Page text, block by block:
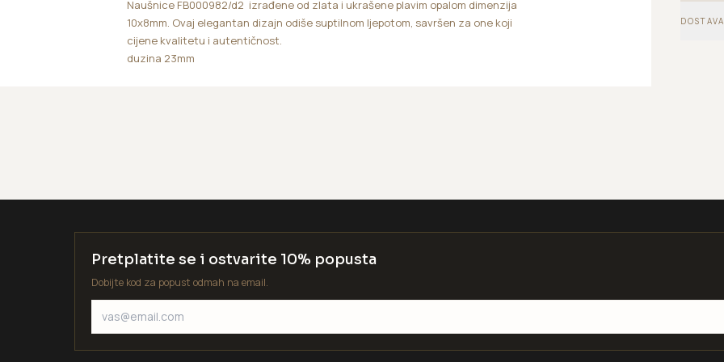
Naušnice FB000982/d2 izrađene od zlata i ukrašene plavim opalom dimenzija
10x8mm. Ovaj elegantan dizajn odiše suptilnom ljepotom, savršen za one koji
cijene kvalitetu i autentičnost.
duzina 23mm
Pretplatite se i ostvarite 10% popusta
Dobijte kod za popust odmah na email.